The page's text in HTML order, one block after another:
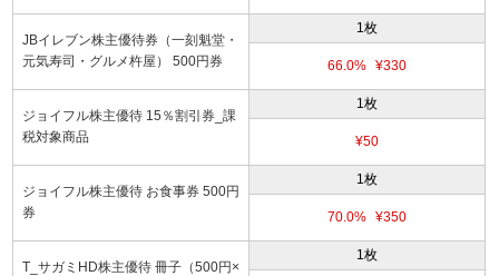
JBイレブン株主優待券（一刻魁堂・
元気寿司・グルメ杵屋） 500円券
1枚
66.0% ¥330
ジョイフル株主優待 15％割引券_課
税対象商品
1枚
¥50
ジョイフル株主優待 お食事券 500円
券
1枚
70.0% ¥350
T_サガミHD株主優待 冊子（500円×
1枚